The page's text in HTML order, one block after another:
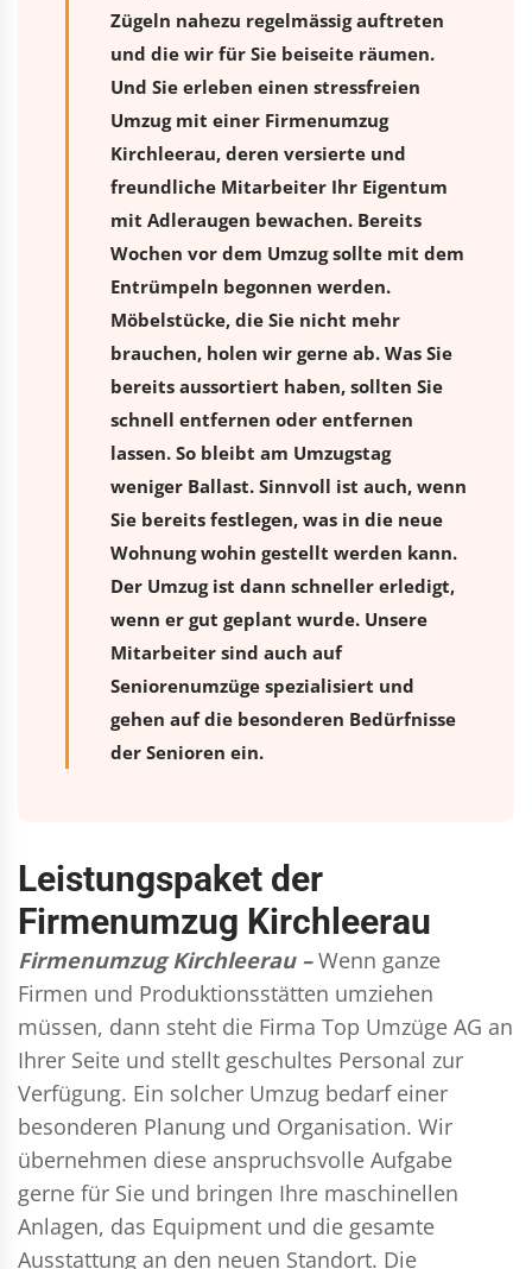
Zügeln nahezu regelmässig auftreten
und die wir für Sie beiseite räumen.
Und Sie erleben einen stressfreien
Umzugmit einer Firmenumzug
Kirchleerau, deren versierte und
freundliche Mitarbeiter Ihr Eigentum
mit Adleraugen bewachen. Bereits
Wochen vor dem Umzug sollte mit dem
Entrümpeln begonnen werden.
Möbelstücke, die Sie nicht mehr
brauchen, holen wir gerne ab. Was Sie
bereits aussortiert haben, sollten Sie
schnell entfernen oder entfernen
lassen. So bleibt am Umzugstag
weniger Ballast. Sinnvoll ist auch, wenn
Sie bereits festlegen, was in die neue
Wohnung wohin gestellt werden kann.
Der Umzug ist dann schneller erledigt,
wenn er gut geplant wurde. Unsere
Mitarbeiter sind auch auf
Seniorenumzüge spezialisiert und
gehen auf die besonderen Bedürfnisse
der Senioren ein.
Leistungspaket der
Firmenumzug Kirchleerau
Firmenumzug Kirchleerau – Wenn ganze
Firmen und Produktionsstätten umziehen
müssen, dann steht die Firma Top Umzüge AG an
Ihrer Seite und stellt geschultes Personal zur
Verfügung. Ein solcher Umzug bedarf einer
besonderen Planung und Organisation. Wir
übernehmen diese anspruchsvolle Aufgabe
gerne für Sie und bringen Ihre maschinellen
Anlagen, das Equipment und die gesamte
Ausstattung an den neuen Standort. Die